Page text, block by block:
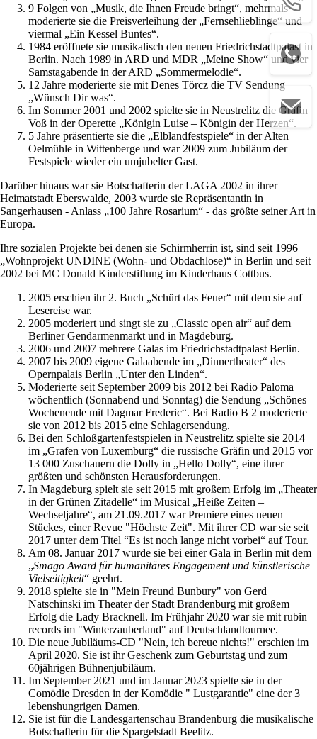
9 Folgen von „Musik, die Ihnen Freude bringt“, mehrmals
moderierte sie die Preisverleihung der „Fernsehlieblinge“ und
viermal „Ein Kessel Buntes“.
1984 eröffnete sie musikalisch den neuen Friedrichstadtpalast in
Berlin. Nach 1989 in ARD und MDR „Meine Show“ und vier
Samstagabende in der ARD „Sommermelodie“.
12 Jahre moderierte sie mit Denes Törcz die TV Sendung
„Wünsch Dir was“.
Im Sommer 2001 und 2002 spielte sie in Neustrelitz die Gräfin
Voß in der Operette „Königin Luise – Königin der Herzen“.
5 Jahre präsentierte sie die „Elblandfestspiele“ in der Alten
Oelmühle in Wittenberge und war 2009 zum Jubiläum der
Festspiele wieder ein umjubelter Gast.
Darüber hinaus war sie Botschafterin der LAGA 2002 in ihrer
Heimatstadt Eberswalde, 2003 wurde sie Repräsentantin in
Sangerhausen - Anlass „100 Jahre Rosarium“ - das größte seiner Art in
Europa.
Ihre sozialen Projekte bei denen sie Schirmherrin ist, sind seit 1996
„Wohnprojekt UNDINE (Wohn- und Obdachlose)“ in Berlin und seit
2002 bei MC Donald Kinderstiftung im Kinderhaus Cottbus.
2005 erschien ihr 2. Buch „Schürt das Feuer“ mit dem sie auf
Lesereise war.
2005 moderiert und singt sie zu „Classic open air“ auf dem
Berliner Gendarmenmarkt und in Magdeburg.
2006 und 2007 mehrere Galas im Friedrichstadtpalast Berlin.
2007 bis 2009 eigene Galaabende im „Dinnertheater“ des
Opernpalais Berlin „Unter den Linden“.
Moderierte seit September 2009 bis 2012 bei Radio Paloma
wöchentlich (Sonnabend und Sonntag) die Sendung „Schönes
Wochenende mit Dagmar Frederic“. Bei Radio B 2 moderierte
sie von 2012 bis 2015 eine Schlagersendung.
Bei den Schloßgartenfestspielen in Neustrelitz spielte sie 2014
im „Grafen von Luxemburg“ die russische Gräfin und 2015 vor
13 000 Zuschauern die Dolly in „Hello Dolly“, eine ihrer
größten und schönsten Herausforderungen.
In Magdeburg spielt sie seit 2015 mit großem Erfolg im „Theater
in der Grünen Zitadelle“ im Musical „Heiße Zeiten –
Wechseljahre“, am 21.09.2017 war Premiere eines neuen
Stückes, einer Revue "Höchste Zeit". Mit ihrer CD war sie seit
2017 unter dem Titel “Es ist noch lange nicht vorbei“ auf Tour.
Am 08. Januar 2017 wurde sie bei einer Gala in Berlin mit dem
„Smago Award für humanitäres Engagement und künstlerische
Vielseitigkeit“ geehrt.
2018 spielte sie in "Mein Freund Bunbury" von Gerd
Natschinski im Theater der Stadt Brandenburg mit großem
Erfolg die Lady Bracknell. Im Frühjahr 2020 war sie mit rubin
records im "Winterzauberland" auf Deutschlandtournee.
Die neue Jubiläums-CD "Nein, ich bereue nichts!" erschien im
April 2020. Sie ist ihr Geschenk zum Geburtstag und zum
60jährigen Bühnenjubiläum.
Im September 2021 und im Januar 2023 spielte sie in der
Comödie Dresden in der Komödie " Lustgarantie" eine der 3
lebenshungrigen Damen.
Sie ist für die Landesgartenschau Brandenburg die musikalische
Botschafterin für die Spargelstadt Beelitz.